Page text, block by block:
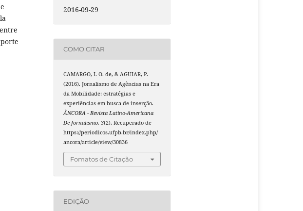
2016-09-29
COMO CITAR
CAMARGO, I. O. de, & AGUIAR, P.
(2016). Jornalismo de Agências na Era
da Mobilidade: estratégias e
experiências em busca de inserção.
ÂNCORA - Revista Latino-Americana
De Jornalismo,3(2). Recuperado de
https://periodicos.ufpb.br/index.php/
ancora/article/view/30836
Fomatos de Citação
EDIÇÃO